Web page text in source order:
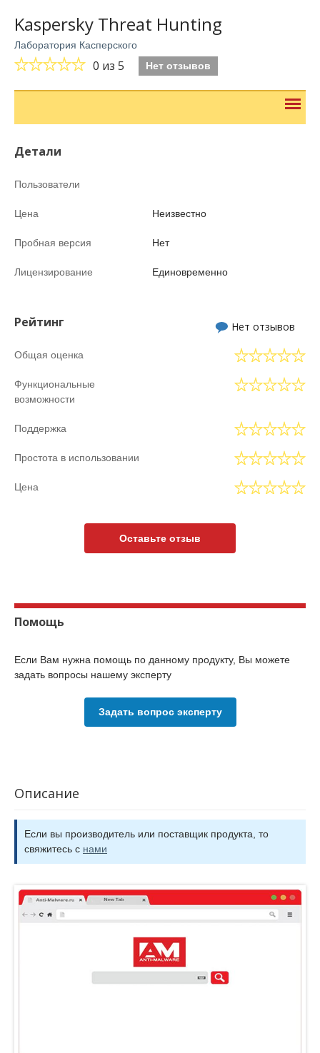
Kaspersky Threat Hunting
Лаборатория Касперского
0 из 5 Нет отзывов
Детали
Пользователи
Цена Неизвестно
Пробная версия Нет
Лицензирование Единовременно
Рейтинг Нет отзывов
Общая оценка
Функциональные
возможности
Поддержка
Простота в использовании
Цена
Оставьте отзыв
Помощь
Если Вам нужна помощь по данному продукту, Вы можете
задать вопросы нашему эксперту
Задать вопрос эксперту
Описание
Если вы производитель или поставщик продукта, то
свяжитесь с нами